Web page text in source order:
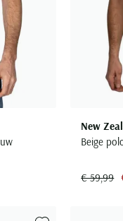
New
Beige
€ 59,99